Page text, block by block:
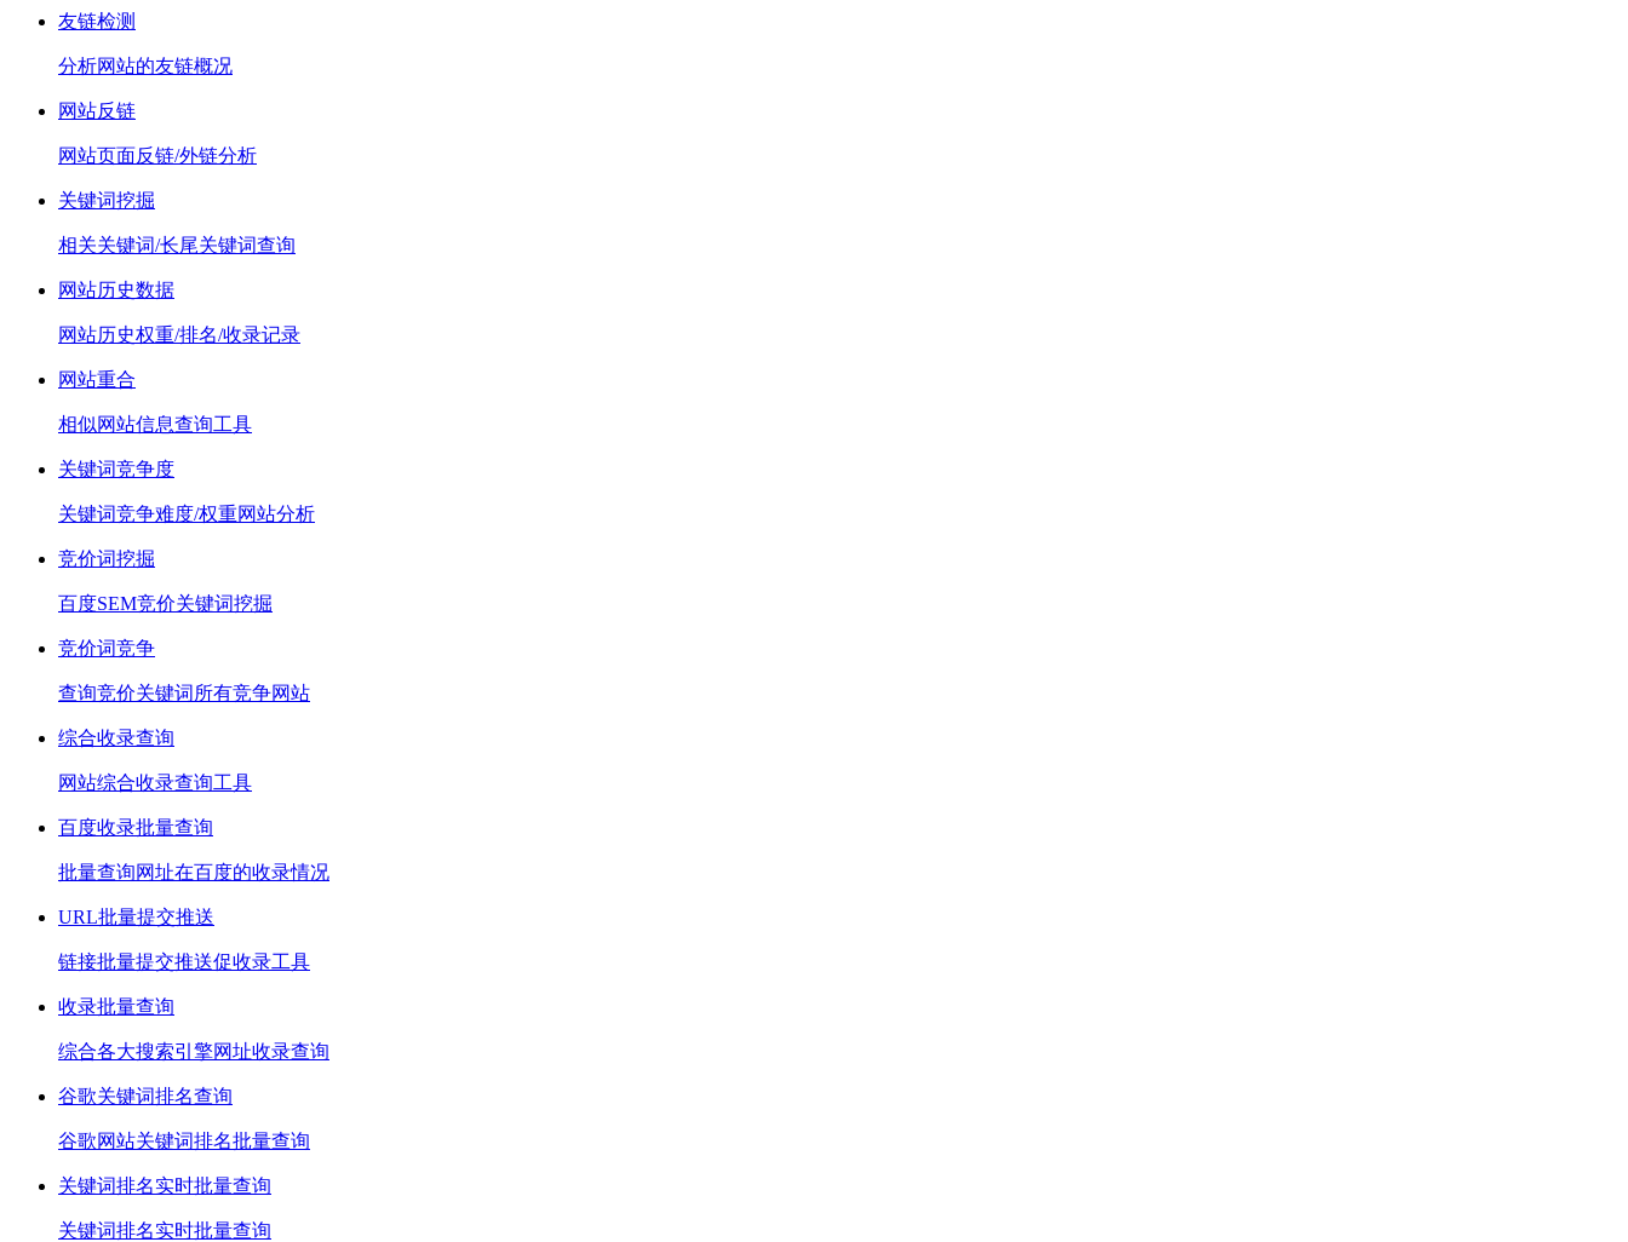
友链检测
分析网站的友链概况
网站反链
网站页面反链/外链分析
关键词挖掘
相关关键词/长尾关键词查询
网站历史数据
网站历史权重/排名/收录记录
网站重合
相似网站信息查询工具
关键词竞争度
关键词竞争难度/权重网站分析
竞价词挖掘
百度SEM竞价关键词挖掘
竞价词竞争
查询竞价关键词所有竞争网站
综合收录查询
网站综合收录查询工具
百度收录批量查询
批量查询网址在百度的收录情况
URL批量提交推送
链接批量提交推送促收录工具
收录批量查询
综合各大搜索引擎网址收录查询
谷歌关键词排名查询
谷歌网站关键词排名批量查询
关键词排名实时批量查询
关键词排名实时批量查询